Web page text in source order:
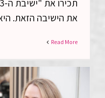
חצי יום עבודה